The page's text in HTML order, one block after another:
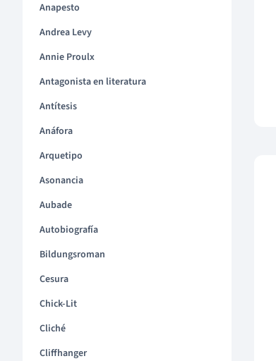
Anapesto
Andrea Levy
Annie Proulx
Antagonista en literatura
Antítesis
Anáfora
Arquetipo
Asonancia
Aubade
Autobiografía
Bildungsroman
Cesura
Chick-Lit
Cliché
Cliffhanger